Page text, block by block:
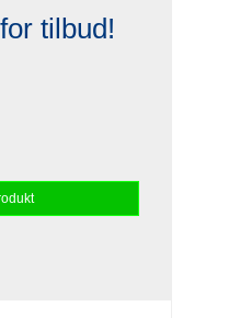
tilbud!